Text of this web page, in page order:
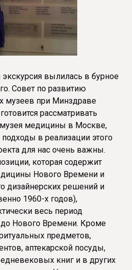
экскурсия вылилась в бурное
Совет по развитию
музеев при Минздраве
рассматривать
медицины в Москве,
в реализации этого
для нас очень важны.
которая содержит
Нового Времени и
дизайнерских решений и
1960-х годов),
весь период
Нового Времени. Кроме
предметов,
аптекарской посуды,
книг и в других